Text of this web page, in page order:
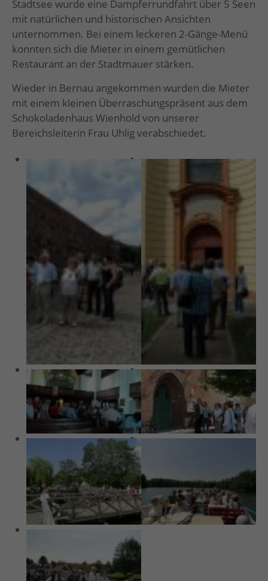
Stadtsee wurde eine Dampferrundfahrt über 5 Seen
mit natürlichen und historischen Ansichten
unternommen. Bei einem leckeren 2-Gänge-Menü
konnten sich die Mieter in einem gemütlichen
Restaurant an der Stadtmauer stärken.
Wieder in Bernau angekommen wurden die Mieter
mit einem kleinen Überraschungspräsent aus dem
Schokoladenhaus Wienhold von unserer
Bereichsleiterin Frau Uhlig verabschiedet.